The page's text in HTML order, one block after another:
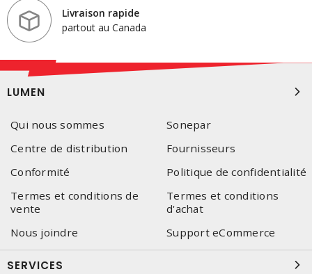
Livraison rapide
partout au Canada
LUMEN
Qui nous sommes
Sonepar
Centre de distribution
Fournisseurs
Conformité
Politique de confidentialité
Termes et conditions de
vente
Termes et conditions
d'achat
Nous joindre
Support eCommerce
SERVICES